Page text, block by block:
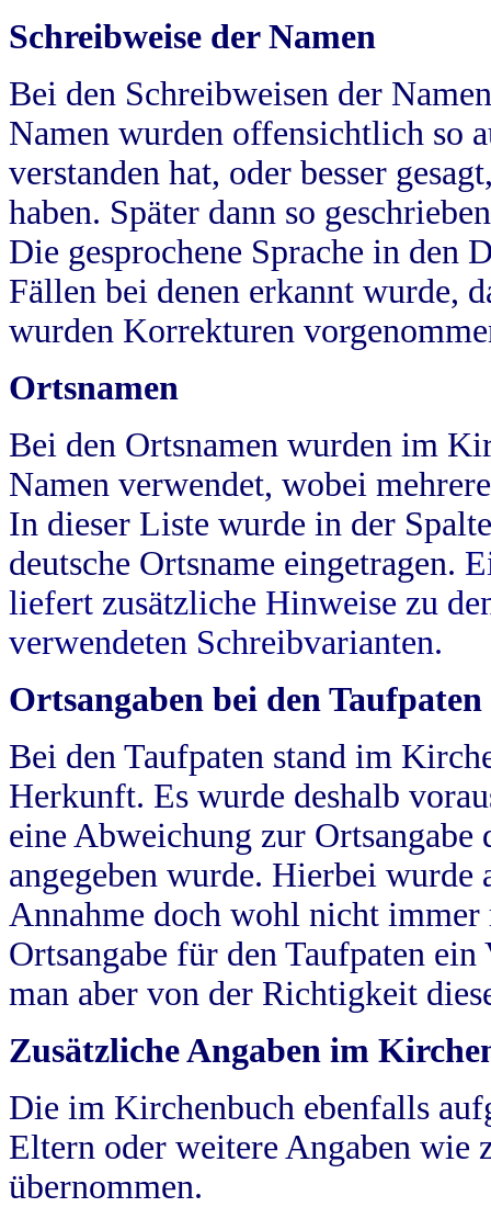
Schreibweise der Namen
Bei den Schreibweisen der
Namen wurden offensichtlich so
verstanden hat, oder besser
haben. Später dann so
Die gesprochene Sprache in
Fällen bei denen erkannt wurde,
wurden Korrekturen
Ortsnamen
Bei den Ortsnamen wurden im
Namen verwendet, wobei
In dieser Liste wurde in der
deutsche Ortsname eingetragen.
liefert zusätzliche Hinweise zu
verwendeten Schreibvarianten.
Ortsangaben bei den Taufpaten
Bei den Taufpaten stand im
Herkunft. Es wurde deshalb
eine Abweichung zur
angegeben wurde. Hierbei wurde
Annahme doch wohl nicht
Ortsangabe für den Taufpaten
man aber von der Richtigkeit
Zusätzliche Angaben im
Die im Kirchenbuch ebenfalls
Eltern oder weitere Angaben wie
übernommen.